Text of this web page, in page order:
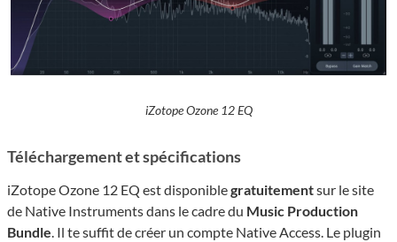
iZotope Ozone 12 EQ
Téléchargement et spécifications
iZotope Ozone 12 EQ est disponiblegratuitementsur le site
de Native Instruments dans le cadre du Music Production
Bundle. Il te suffit de créer un compte Native Access. Le plugin